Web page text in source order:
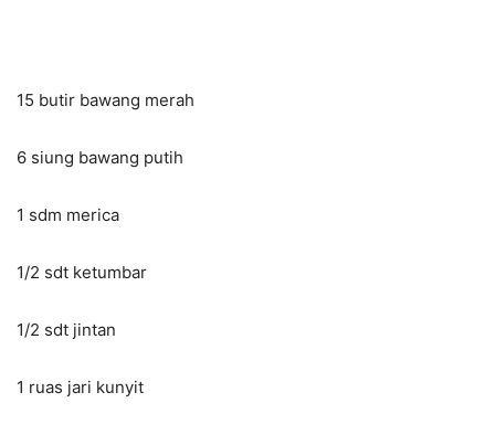
15 butir bawang merah
6 siung bawang putih
1 sdm merica
1/2 sdt ketumbar
1/2 sdt jintan
1 ruas jari kunyit